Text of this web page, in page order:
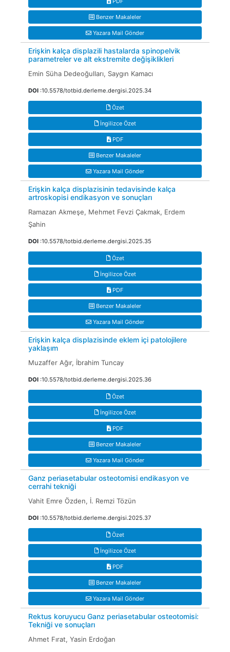
Benzer Makaleler
Yazara Mail Gönder
Erişkin kalça displazili hastalarda spinopelvik
parametreler ve alt ekstremite değişiklikleri
Emin Süha Dedeoğulları, Saygın Kamacı
DOI :10.5578/totbid.derleme.dergisi.2025.34
Özet
İngilizce Özet
PDF
Benzer Makaleler
Yazara Mail Gönder
Erişkin kalça displazisinin tedavisinde kalça
artroskopisi endikasyon ve sonuçları
Ramazan Akmeşe, Mehmet Fevzi Çakmak, Erdem
Şahin
DOI :10.5578/totbid.derleme.dergisi.2025.35
Özet
İngilizce Özet
PDF
Benzer Makaleler
Yazara Mail Gönder
Erişkin kalça displazisinde eklem içi patolojilere
yaklaşım
Muzaffer Ağır, İbrahim Tuncay
DOI :10.5578/totbid.derleme.dergisi.2025.36
Özet
İngilizce Özet
PDF
Benzer Makaleler
Yazara Mail Gönder
Ganz periasetabular osteotomisi endikasyon ve
cerrahi tekniği
Vahit Emre Özden, İ. Remzi Tözün
DOI :10.5578/totbid.derleme.dergisi.2025.37
Özet
İngilizce Özet
PDF
Benzer Makaleler
Yazara Mail Gönder
Rektus koruyucu Ganz periasetabular osteotomisi:
Tekniği ve sonuçları
Ahmet Fırat, Yasin Erdoğan